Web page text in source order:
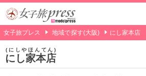
女子旅プレス 地域で探す(大阪) にし家本店
にし家本店
にしやほんてん